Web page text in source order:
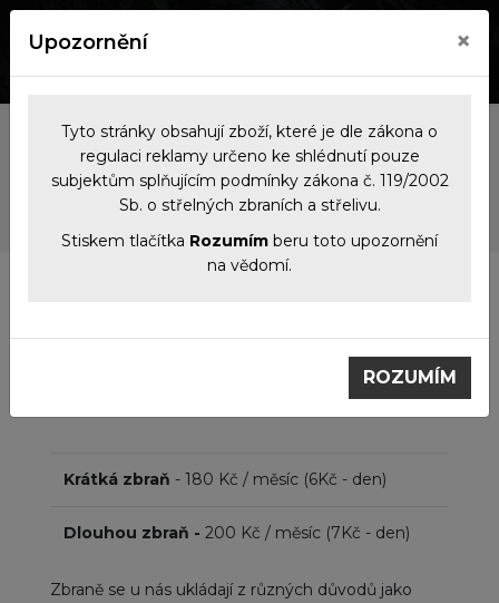
Úschova zbraní
Mezi naše služby patří i úschova vašich zbraní na
Krátká zbraň - 180 Kč / měsíc (6Kč - den)
Dlouhou zbraň - 200 Kč / měsíc (7Kč - den)
Zbraně se u nás ukládají z různých důvodů jako
Upozornění ×
Tyto stránky obsahují zboží, které je dle zákona o
regulaci reklamy určeno ke shlédnutí pouze
subjektům splňujícím podmínky zákona č. 119/2002
Sb. o střelných zbraních a střelivu.
Stiskem tlačítka Rozumím beru toto upozornění
na vědomí.
ROZUMÍM